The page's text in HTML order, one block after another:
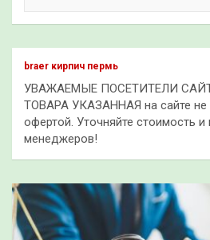
к
braer кирпич пермь
УВАЖАЕМЫЕ ПОСЕТИТЕЛИ
ТОВАРА УКАЗАННАЯ на сайте не
офертой. Уточняйте стоимость и
менеджеров!